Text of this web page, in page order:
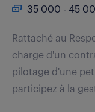
35 000 - 45
Rattaché au
charge d'un
pilotage d'une
participez à la